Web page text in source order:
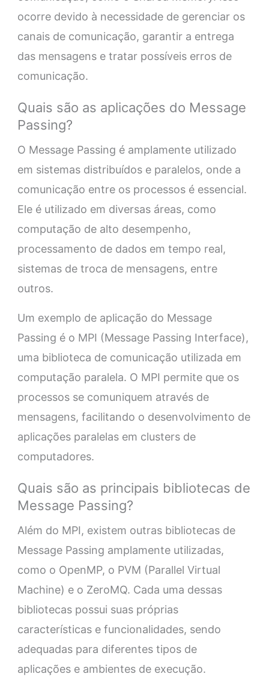
ocorre devido à necessidade de gerenciar os
canais de comunicação, garantir a entrega
das mensagens e tratar possíveis erros de
comunicação.
Quais são as aplicações do Message
Passing?
O Message Passing é amplamente utilizado
em sistemas distribuídos e paralelos, onde a
comunicação entre os processos é essencial.
Ele é utilizado em diversas áreas, como
computação de alto desempenho,
processamento de dados em tempo real,
sistemas de troca de mensagens, entre
outros.
Um exemplo de aplicação do Message
Passing é o MPI (Message Passing Interface),
uma biblioteca de comunicação utilizada em
computação paralela. O MPI permite que os
processos se comuniquem através de
mensagens, facilitando o desenvolvimento de
aplicações paralelas em clusters de
computadores.
Quais são as principais bibliotecas de
Message Passing?
Além do MPI, existem outras bibliotecas de
Message Passing amplamente utilizadas,
como o OpenMP, o PVM (Parallel Virtual
Machine) e o ZeroMQ. Cada uma dessas
bibliotecas possui suas próprias
características e funcionalidades, sendo
adequadas para diferentes tipos de
aplicações e ambientes de execução.